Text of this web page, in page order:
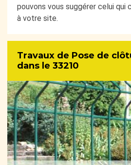
pouvons vous suggérer celui qui
à votre site.
Travaux de Pose de
dans le 33210